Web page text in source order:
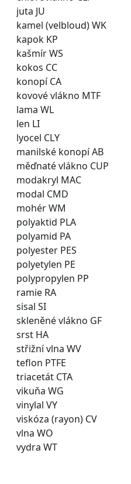
juta JU
kamel (velbloud) WK
kapok KP
kašmír WS
kokos CC
konopí CA
kovové vlákno MTF
lama WL
len LI
lyocel CLY
manilské konopí AB
měďnaté vlákno CUP
modakryl MAC
modal CMD
mohér WM
polyaktid PLA
polyamid PA
polyester PES
polyetylen PE
polypropylen PP
ramie RA
sisal SI
skleněné vlákno GF
srst HA
střižní vlna WV
teflon PTFE
triacetát CTA
vikuňa WG
vinylal VY
viskóza (rayon) CV
vlna WO
vydra WT